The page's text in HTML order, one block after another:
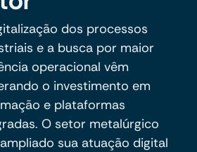
dos processos
e a busca por maior
operacional vêm
o investimento em
e plataformas
O setor metalúrgico
sua atuação digital